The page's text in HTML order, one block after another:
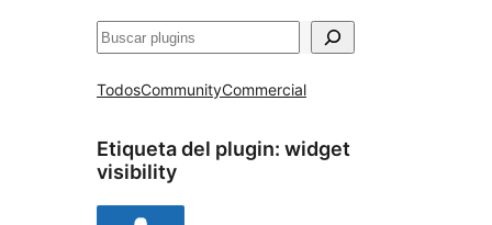
Buscar
TodosCommunityCommercial
Etiqueta del plugin: widget
visibility